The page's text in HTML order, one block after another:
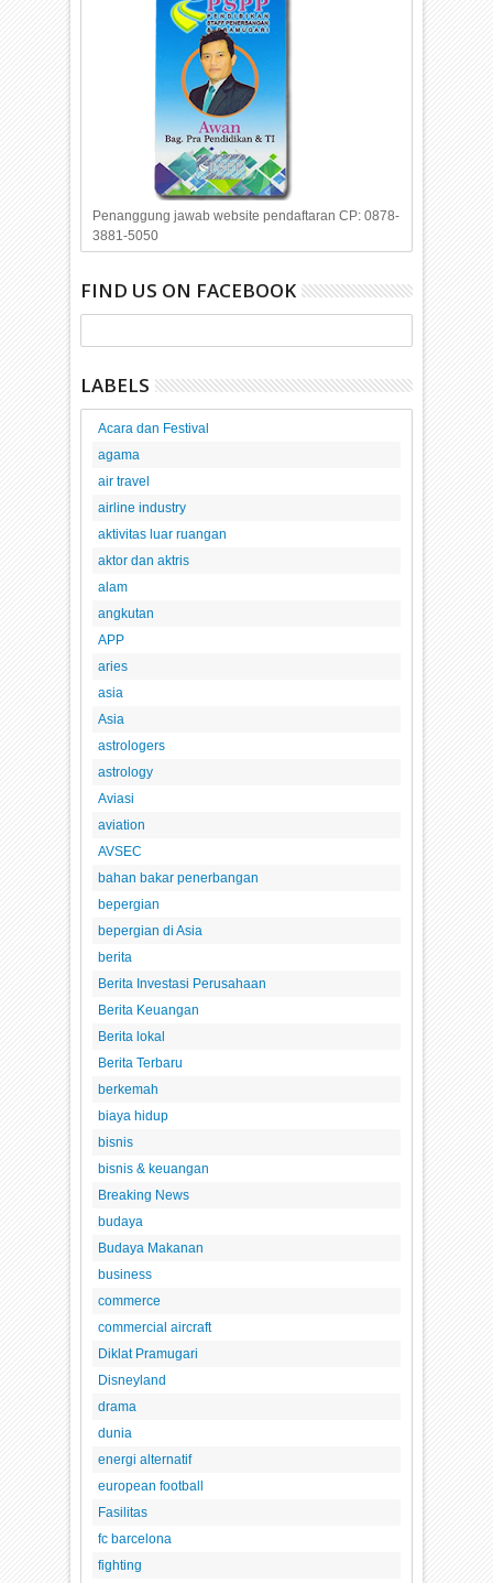
Penanggung jawab website pendaftaran CP: 0878-
3881-5050
FIND US ON FACEBOOK
LABELS
Acara dan Festival
agama
air travel
airline industry
aktivitas luar ruangan
aktor dan aktris
alam
angkutan
APP
aries
asia
Asia
astrologers
astrology
Aviasi
aviation
AVSEC
bahan bakar penerbangan
bepergian
bepergian di Asia
berita
Berita Investasi Perusahaan
Berita Keuangan
Berita lokal
Berita Terbaru
berkemah
biaya hidup
bisnis
bisnis & keuangan
Breaking News
budaya
Budaya Makanan
business
commerce
commercial aircraft
Diklat Pramugari
Disneyland
drama
dunia
energi alternatif
european football
Fasilitas
fc barcelona
fighting